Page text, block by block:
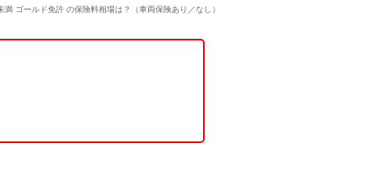
ゴールド免許 の保険料相場は？（車両保険あり／なし）